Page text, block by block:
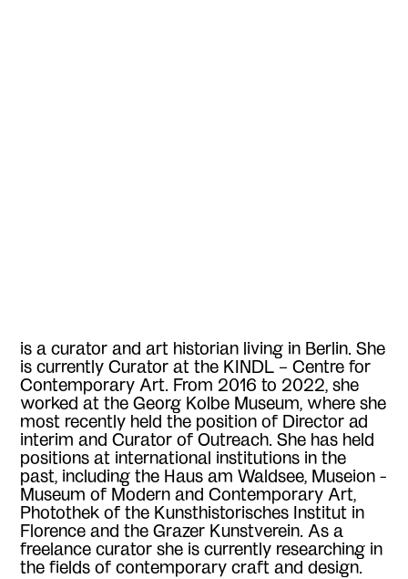
isa curator and art historian living in Berlin. She
is currently Curator at the KINDL – Centre for
Contemporary Art. From 2016 to 2022, she
worked at the Georg Kolbe Museum, where she
most recently held the position of Director ad
interim and Curator of Outreach. She has held
positions at international institutions in the
past, including the Haus am Waldsee, Museion -
Museum of Modern and Contemporary Art,
Photothek of the Kunsthistorisches Institut in
Florence and the Grazer Kunstverein. As a
freelance curator she is currently researching in
the fields of contemporary craft and design.